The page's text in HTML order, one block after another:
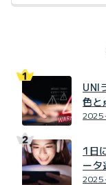
UNI
色と
1日
ータ